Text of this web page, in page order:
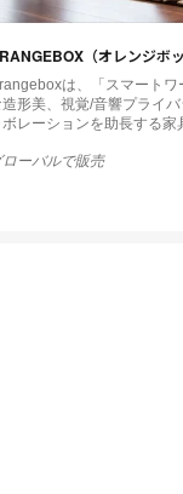
（オレンジボ
は、「スマート
造形美、視覚/音響プライ
ボレーションを助長する家
ローバルで販売